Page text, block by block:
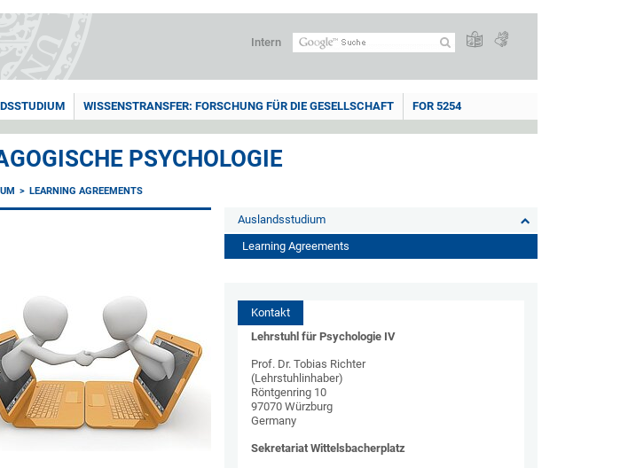
Intern
WISSENSTRANSFER: FORSCHUNG FÜR DIE GESELLSCHAFT FOR 5254
PSYCHOLOGIE
LEARNING AGREEMENTS
Auslandsstudium
Learning Agreements
Kontakt
Lehrstuhl für Psychologie IV
Prof. Dr. Tobias Richter
(Lehrstuhlinhaber)
Röntgenring 10
97070 Würzburg
Germany
Sekretariat Wittelsbacherplatz